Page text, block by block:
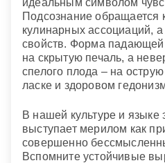
идеальным символом
Подсознание обращается
кулинарных ассоциаций, а
свойств. Форма падающей
на скрытую печаль, а
спелого плода – на
ласке и здоровом
В нашей культуре и языке
выступает мерилом как
совершенно
Вспомните устойчивые